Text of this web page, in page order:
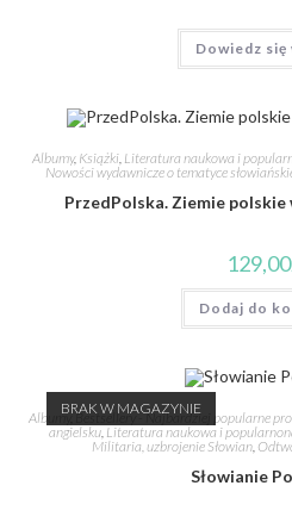
Dowiedz się
Albumy, Książki, Literatura naukowa i
Nowości wydawnicze o tematyce
PrzedPolska. Ziemie polskie
129,00
Dodaj do
BRAK W MAGAZYNIE
Albumy,Bestsellery - Najbardziej popularne
angielsku, Literatura naukowa i
Militaria, uzbrojenie Słowian,
Słowianie